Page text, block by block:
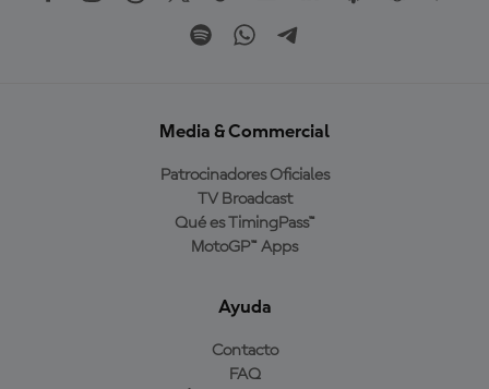
Media & Commercial
Patrocinadores Oficiales
TV Broadcast
Qué es TimingPass™
MotoGP™ Apps
Ayuda
Contacto
FAQ